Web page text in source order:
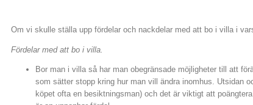
Om vi skulle ställa upp fördelar och nackdelar med att bo i villa i
Fördelar med att bo i villa.
Bor man i villa så har man obegränsade möjligheter till att
som sätter stopp kring hur man vill ändra inomhus. Utsidan
köpet ofta en besiktningsman) och det är viktigt att